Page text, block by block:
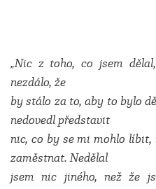
„Nic z toho, co jsem
nezdálo, že
by stálo za to, aby to bylo
nedovedl představit
nic, co by se mi mohlo líbit,
zaměstnat. Nedělal
jsem nic jiného, než že